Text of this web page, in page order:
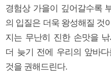
경험상 가을이 깊어갈수록
의 입질은 더욱 왕성해질 것
지는 무난히 진한 손맛을
더 늦기 전에 우리의 앞바
것을 권해드린다.